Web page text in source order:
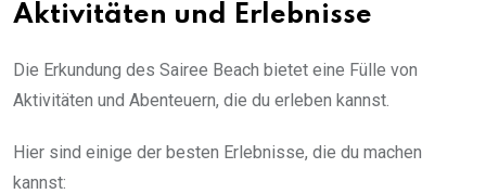
Aktivitäten und Erlebnisse
Die Erkundung des Sairee Beach bietet eine Fülle von
Aktivitäten und Abenteuern, die du erleben kannst.
Hier sind einige der besten Erlebnisse, die du machen
kannst: